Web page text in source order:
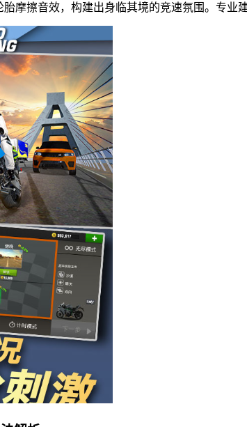
摩擦音效，构建出身临其境的竞速氛围。专业